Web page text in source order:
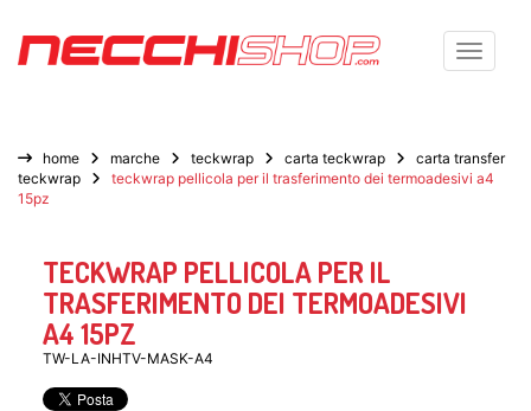
Toggle
home marche teckwrap carta teckwrap
carta transfer
teckwrap
teckwrap pellicola per il trasferimento dei termoadesivi a4
15pz
TECKWRAP PELLICOLA PER IL
TRASFERIMENTO DEI TERMOADESIVI
A4 15PZ
TW-LA-INHTV-MASK-A4